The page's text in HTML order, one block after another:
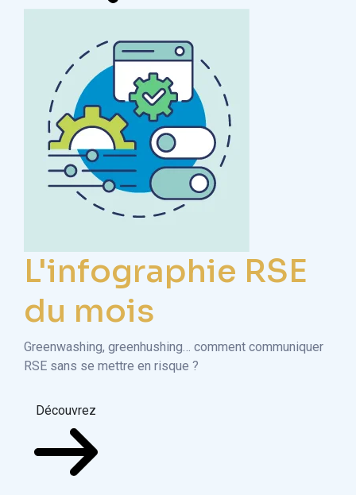
L'infographie RSE
du mois
Greenwashing, greenhushing… comment communiquer
RSE sans se mettre en risque ?
Découvrez